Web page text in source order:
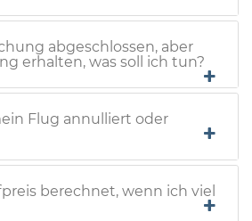
abgeschlossen, aber
erhalten, was soll ich tun?
Flug annulliert oder
berechnet, wenn ich viel